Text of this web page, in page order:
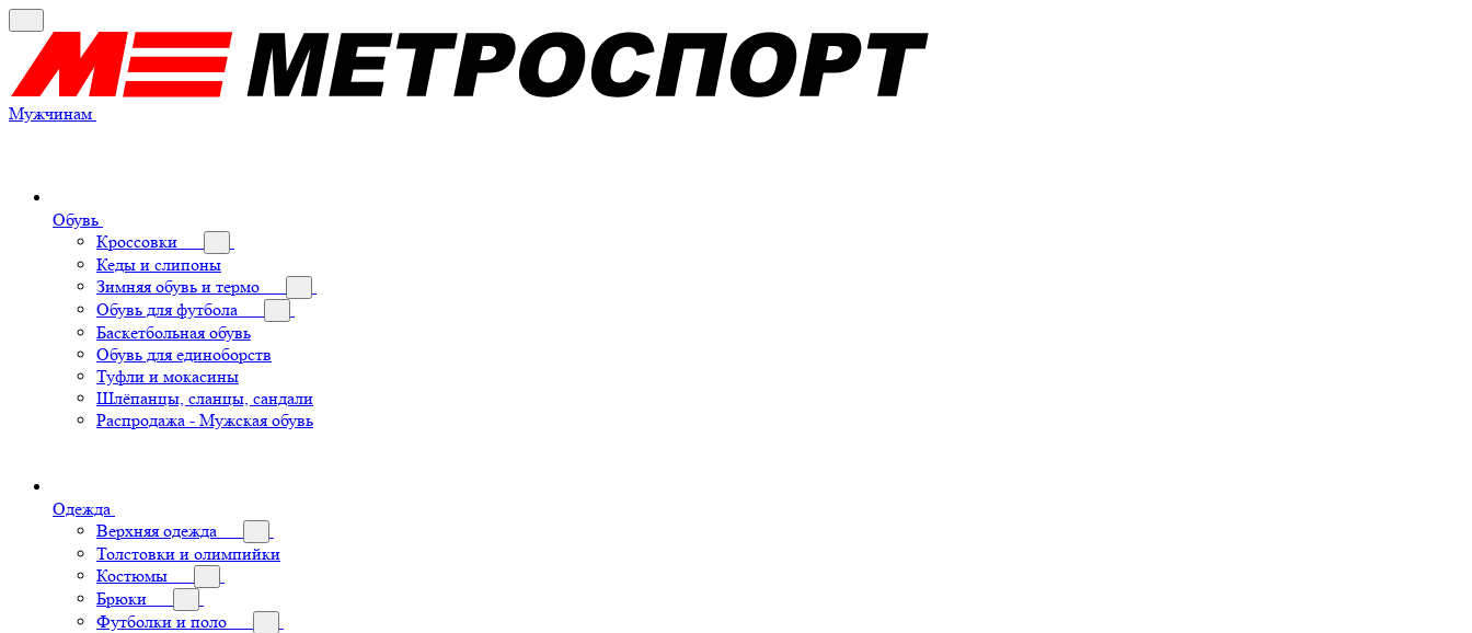
Мужчинам
Обувь
Кроссовки
Кеды и слипоны
Зимняя обувь и термо
Обувь для футбола
Баскетбольная обувь
Обувь для единоборств
Туфли и мокасины
Шлёпанцы, сланцы, сандали
Распродажа - Мужская обувь
Одежда
Верхняя одежда
Толстовки и олимпийки
Костюмы
Брюки
Футболки и поло